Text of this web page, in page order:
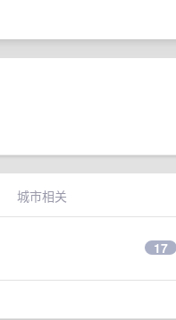
城市相关
17